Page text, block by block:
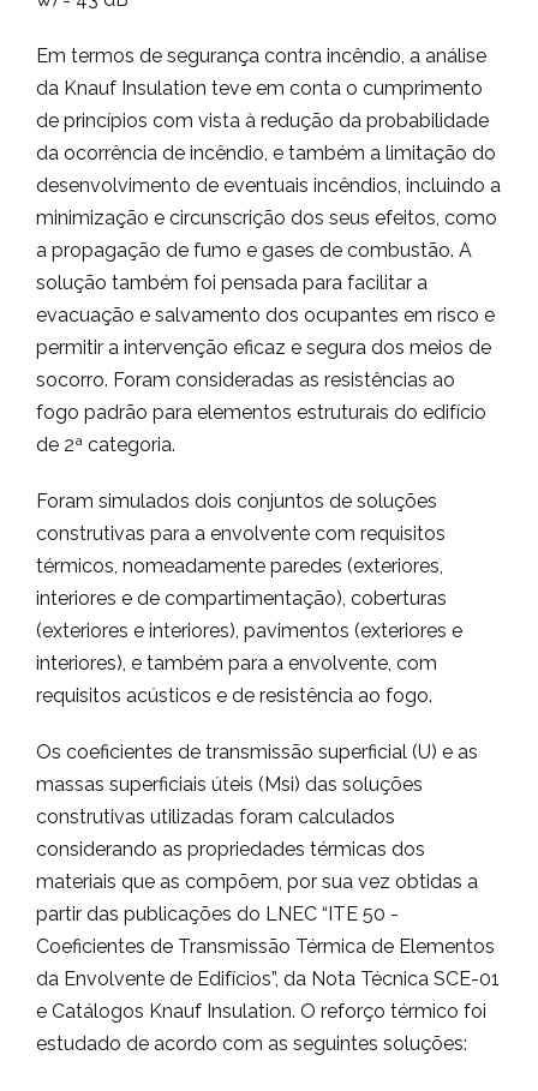
Em termos de segurança contra incêndio, a análise
da Knauf Insulation teve em conta o cumprimento
de princípios com vista à redução da probabilidade
da ocorrência de incêndio, e também a limitação do
desenvolvimento de eventuais incêndios, incluindo a
minimização e circunscrição dos seus efeitos, como
a propagação de fumo e gases de combustão. A
solução também foi pensada para facilitar a
evacuação e salvamento dos ocupantes em risco e
permitir a intervenção eficaz e segura dos meios de
socorro. Foram consideradas as resistências ao
fogo padrão para elementos estruturais do edifício
de 2ª categoria.
Foram simulados dois conjuntos de soluções
construtivas para a envolvente com requisitos
térmicos, nomeadamente paredes (exteriores,
interiores e de compartimentação), coberturas
(exteriores e interiores), pavimentos (exteriores e
interiores), e também para a envolvente, com
requisitos acústicos e de resistência ao fogo.
Os coeficientes de transmissão superficial (U) e as
massas superficiais úteis (Msi) das soluções
construtivas utilizadas foram calculados
considerando as propriedades térmicas dos
materiais que as compõem, por sua vez obtidas a
partir das publicações do LNEC “ITE 50 -
Coeficientes de Transmissão Térmica de Elementos
da Envolvente de Edifícios”, da Nota Técnica SCE-01
e Catálogos Knauf Insulation. O reforço térmico foi
estudado de acordo com as seguintes soluções: